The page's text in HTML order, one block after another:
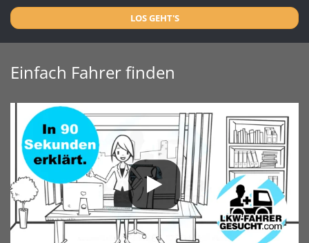
LOS GEHT'S
Einfach Fahrer finden